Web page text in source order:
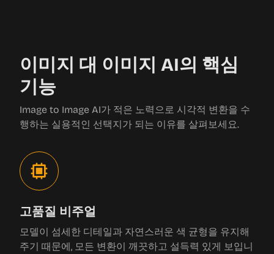
이미지 대 이미지 AI의 핵심
기능
Image to Image AI가 적은 노력으로 시각적 변환을 수
행하는 실용적인 선택지가 되는 이유를 살펴보세요.
고품질 비주얼
모델이 섬세한 디테일과 자연스러운 색 균형을 유지해
주기 때문에, 모든 변환이 깨끗하고 설득력 있게 보입니